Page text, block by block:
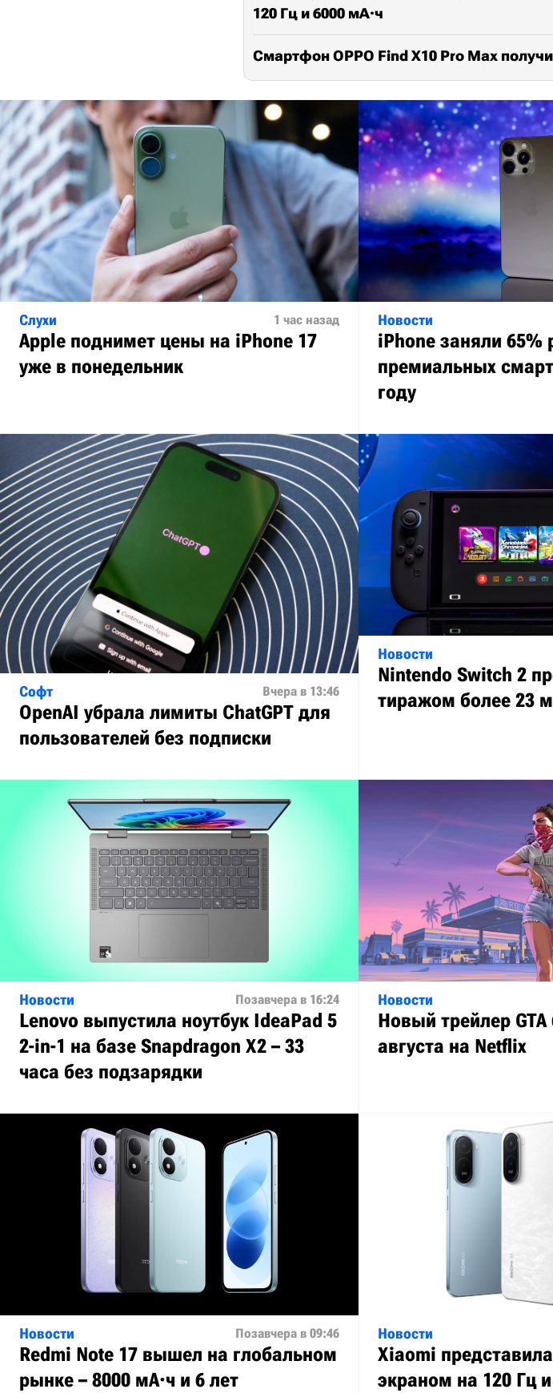
120 Гц и 6000 мА·ч
Смартфон OPPO Find X10 Pro Max
Слухи 1 час назад
Apple поднимет цены на iPhone 17
уже в понедельник
Новости
iPhone заняли 65%
премиальных
году
Софт Вчера в 13:46
OpenAI убрала лимиты ChatGPT для
пользователей без подписки
Новости
Nintendo Switch 2
тиражом более 23
Новости Позавчера в 16:24
Lenovo выпустила ноутбук IdeaPad 5
2-in-1 на базе Snapdragon X2 – 33
часа без подзарядки
Новости
Новый трейлер GTA
августа на Netflix
Новости Позавчера в 09:46
Redmi Note 17 вышел на глобальном
рынке – 8000 мА·ч и 6 лет
Новости
Xiaomi
экраном на 120 Гц